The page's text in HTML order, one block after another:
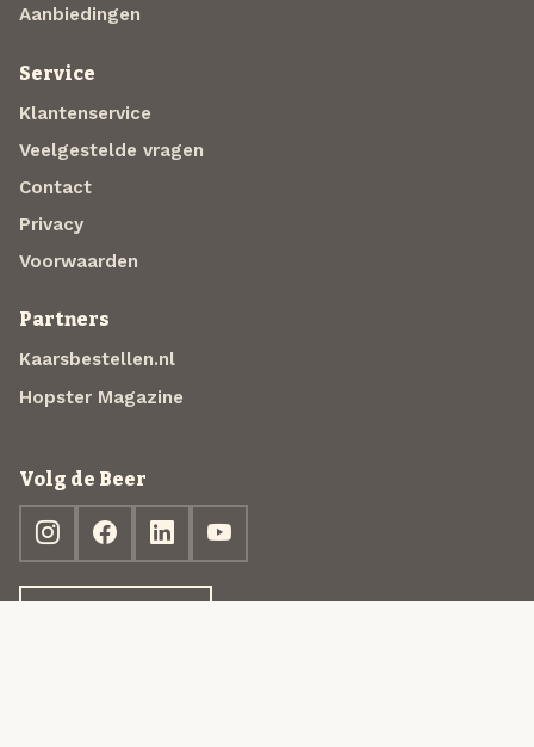
Aanbiedingen
Service
Klantenservice
Veelgestelde vragen
Contact
Privacy
Voorwaarden
Partners
Kaarsbestellen.nl
Hopster Magazine
Volg de Beer